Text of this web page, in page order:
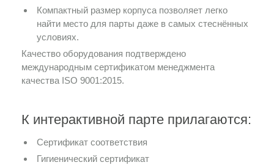
Компактный размер корпуса позволяет легко
найти место для парты даже в самых стеснённых
условиях.
Качество оборудования подтверждено
международным сертификатом менеджмента
качества ISO 9001:2015.
К интерактивной парте прилагаются:
Сертификат соответствия
Гигиенический сертификат